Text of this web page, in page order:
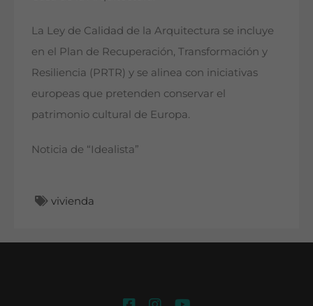
La Ley de Calidad de la Arquitectura se incluye
en el Plan de Recuperación, Transformación y
Resiliencia (PRTR) y se alinea con iniciativas
europeas que pretenden conservar el
patrimonio cultural de Europa.
Noticia de “Idealista”
vivienda